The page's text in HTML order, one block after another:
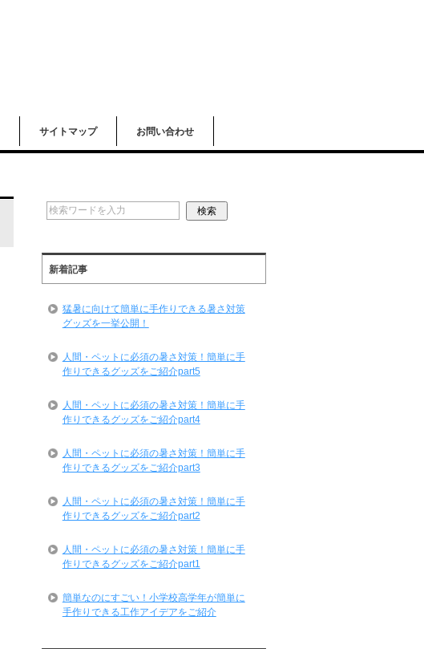
サイトマップ お問い合わせ
新着記事
猛暑に向けて簡単に手作りできる暑さ対策
グッズを一挙公開！
人間・ペットに必須の暑さ対策！簡単に手
作りできるグッズをご紹介part5
人間・ペットに必須の暑さ対策！簡単に手
作りできるグッズをご紹介part4
人間・ペットに必須の暑さ対策！簡単に手
作りできるグッズをご紹介part3
人間・ペットに必須の暑さ対策！簡単に手
作りできるグッズをご紹介part2
人間・ペットに必須の暑さ対策！簡単に手
作りできるグッズをご紹介part1
簡単なのにすごい！小学校高学年が簡単に
手作りできる工作アイデアをご紹介